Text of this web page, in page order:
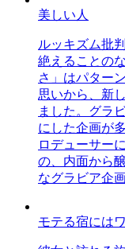
美しい人
ルッキズム批
絶えることの
さ」はパター
思いから、新
ました。グラ
にした企画が
ロデューサー
の、内面から
なグラビア企
モテる宿には